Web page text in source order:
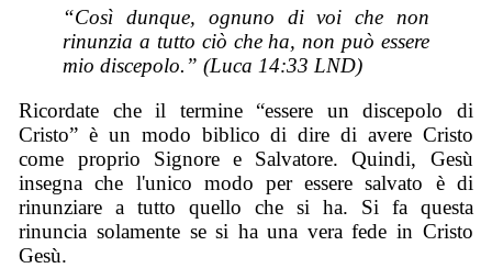
“Così dunque, ognuno di voi che non
rinunzia a tutto ciò che ha, non può essere
mio discepolo.” (Luca 14:33 LND)
Ricordate che il termine “essere un discepolo di
Cristo” è un modo biblico di dire di avere Cristo
come proprio Signore e Salvatore. Quindi, Gesù
insegna che l'unico modo per essere salvato è di
rinunziare a tutto quello che si ha. Si fa questa
rinuncia solamente se si ha una vera fede in Cristo
Gesù.